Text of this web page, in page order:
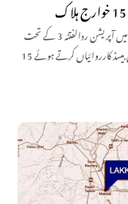
سیکیورٹی فورسز نے بلوچستان میں آپریشن ردالفتنہ 3 کے تحت
مختلف اضلاع میں انٹیلی جنس بیسڈ کارروائیاں کرتے ہوئے 15